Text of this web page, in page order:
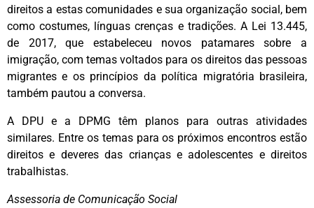
direitos a estas comunidades e sua organização social, bem
como costumes, línguas crenças e tradições. A Lei 13.445,
de 2017, que estabeleceu novos patamares sobre a
imigração, com temas voltados para os direitos das pessoas
migrantes e os princípios da política migratória brasileira,
também pautou a conversa.
A DPU e a DPMG têm planos para outras atividades
similares. Entre os temas para os próximos encontros estão
direitos e deveres das crianças e adolescentes e direitos
trabalhistas.
Assessoria de Comunicação Social